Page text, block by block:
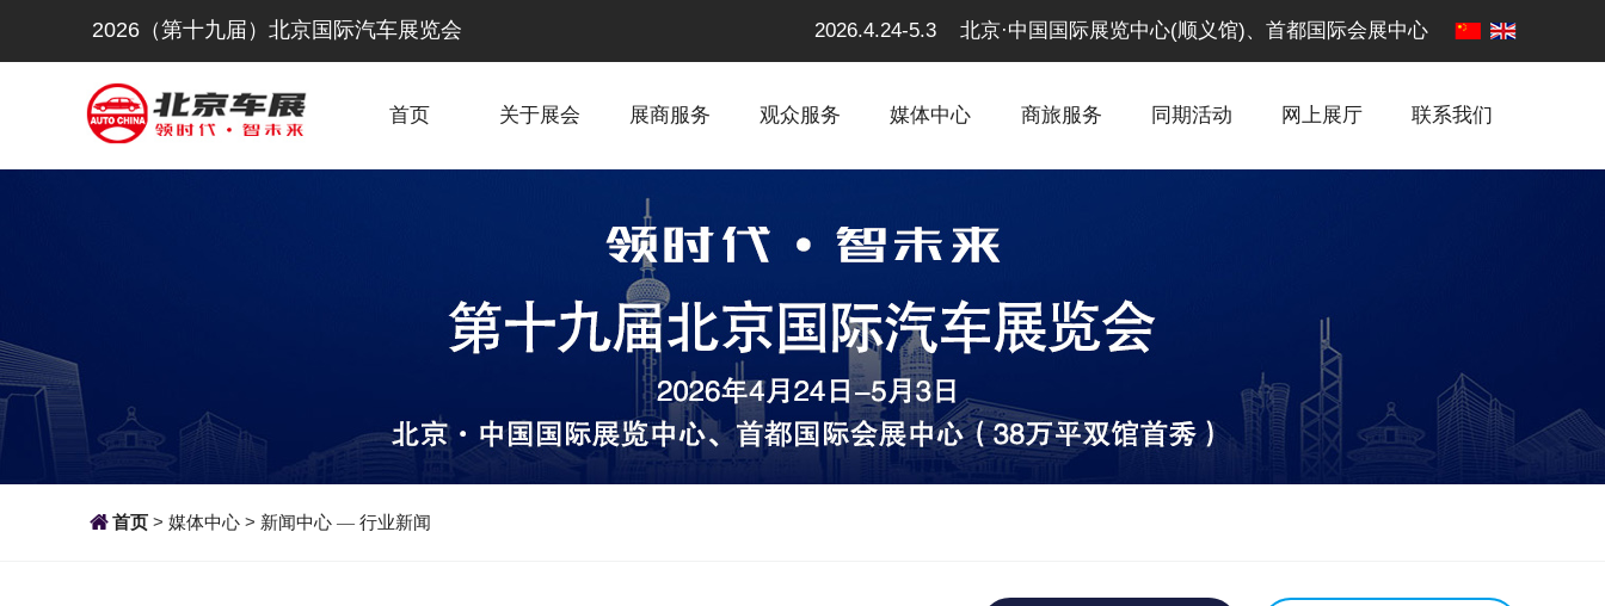
2026（第十九届）北京国际汽车展览会 2026.4.24-5.3 北京·中国国际展览中心(顺义馆)、首都国际会展中心
首页 关于展会 展商服务 观众服务 媒体中心 商旅服务 同期活动 网上展厅 联系我们
首页 > 媒体中心 > 新闻中心 — 行业新闻